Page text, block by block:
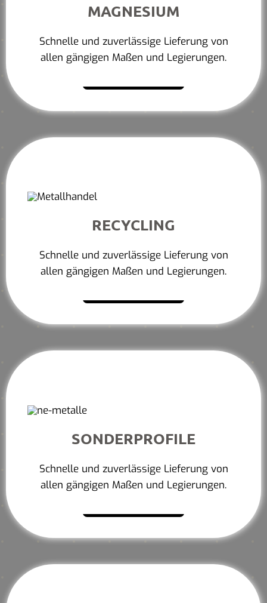
MAGNESIUM
Schnelle und zuverlässige Lieferung von
allen gängigen Maßen und Legierungen.
RECYCLING
Schnelle und zuverlässige Lieferung von
allen gängigen Maßen und Legierungen.
SONDERPROFILE
Schnelle und zuverlässige Lieferung von
allen gängigen Maßen und Legierungen.